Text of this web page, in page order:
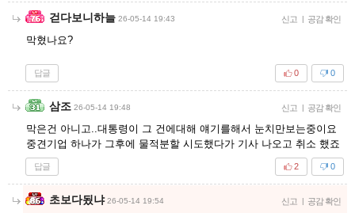
걷다보니하늘 26-05-14 19:43 신고 | 공감 확인
막혔나요?
답글 0
0
삼조 26-05-14 19:48 신고 | 공감 확인
막은건 아니고..대통령이 그 건에대해 얘기를해서 눈치만보는중이요
중견기업 하나가 그후에 물적분할 시도했다가 기사 나오고 취소 했죠
답글 0
2
초보다됬냐 26-05-14 19:54 신고 | 공감 확인